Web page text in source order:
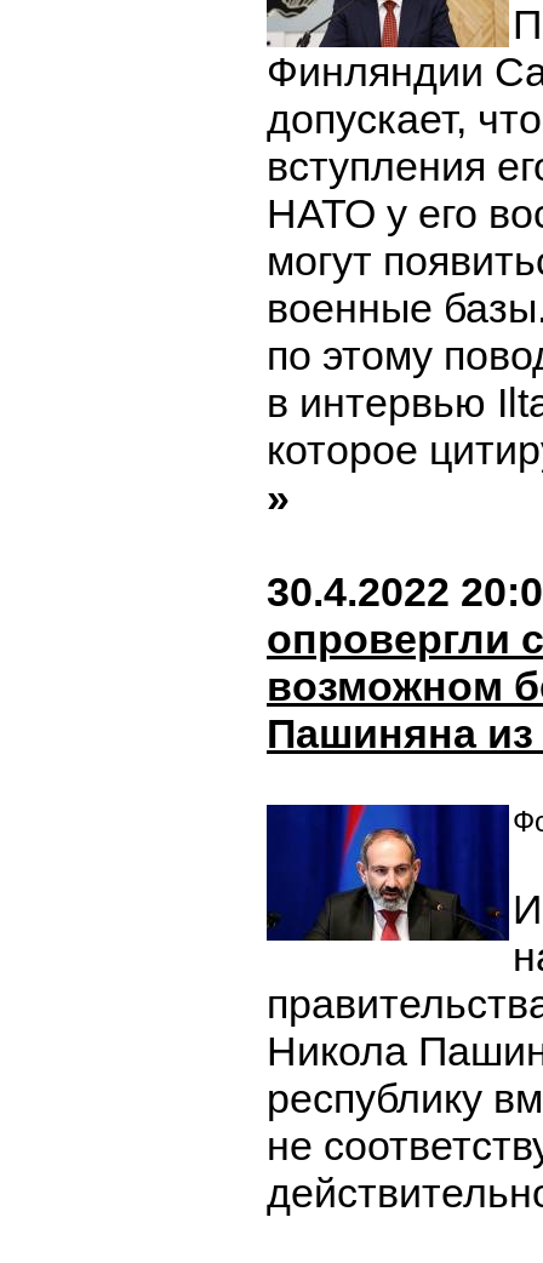
Финляндии
допускает,
вступления
НАТО у его
могут
военные
по этому
в интервью
которое
»
30.4.2022
опровергли
возможном
Пашиняна
Никола
республику
не